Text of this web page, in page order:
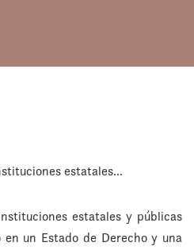
estatales…
estatales y públicas
un Estado de Derecho y una